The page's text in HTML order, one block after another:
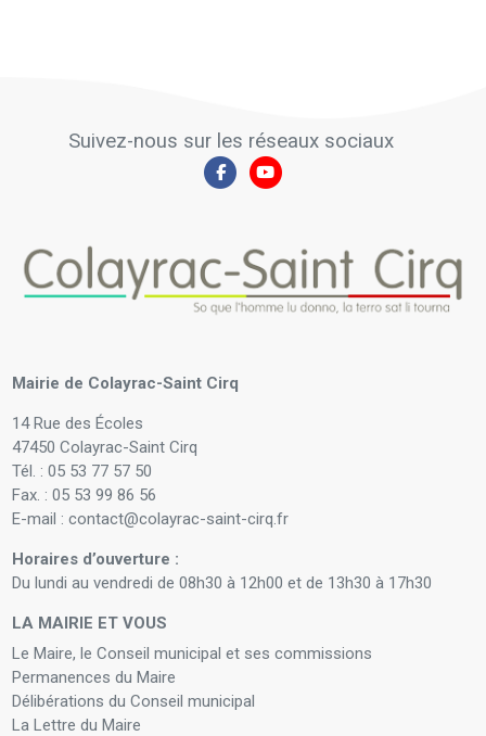
Suivez-nous sur les réseaux sociaux
Mairie de Colayrac-Saint Cirq
14 Rue des Écoles
47450 Colayrac-Saint Cirq
Tél. : 05 53 77 57 50
Fax. : 05 53 99 86 56
E-mail : contact@colayrac-saint-cirq.fr
Horaires d’ouverture :
Du lundi au vendredi de 08h30 à 12h00 et de 13h30 à 17h30
LA MAIRIE ET VOUS
Le Maire, le Conseil municipal et ses commissions
Permanences du Maire
Délibérations du Conseil municipal
La Lettre du Maire